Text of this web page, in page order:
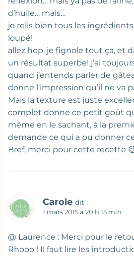
d’huile… mais…
je relis bien tous les ingrédients
loupé!
allez hop, je fignole tout ça, et
un résultat superbe! j’ai
quand j’entends parler de
donne l’impression qu’il ne va
Mais la texture est juste
complet donne ce petit goût
même en le sachant, à la
demande ce qui a pu donner
Bref, merci pour cette recette
Carole dit :
1 mars 2015 à 20 h 15 min
@ Laurence : Merci pour le
Rhooo ! Il faut lire les